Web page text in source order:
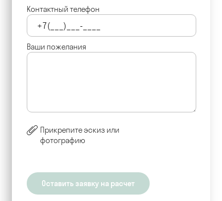
Контактный телефон
Ваши пожелания
Прикрепите эскиз или
фотографию